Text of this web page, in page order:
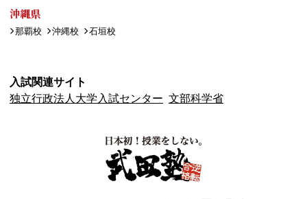
沖縄県
那覇校 沖縄校 石垣校
入試関連サイト
独立行政法人大学入試センター 文部科学省